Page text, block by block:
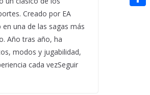
Creado por EA
una de las sagas más
Año tras año, ha
modos y jugabilidad,
cada vezSeguir
n
a